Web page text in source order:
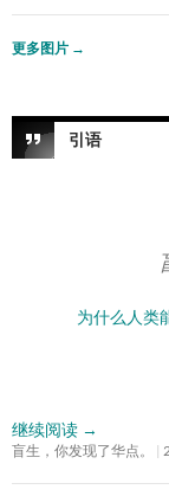
更多图片 →
引语
为什么人类
继续阅读 →
盲生，你发现了华点。